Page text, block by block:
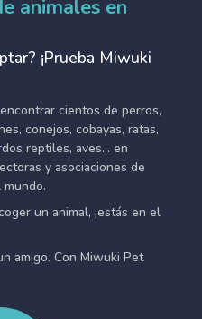
animales en
¡Prueba Miwuki
cientos de perros,
conejos, cobayas, ratas,
reptiles, aves... en
y asociaciones de
un animal, ¡estás en el
amigo. Con Miwuki Pet